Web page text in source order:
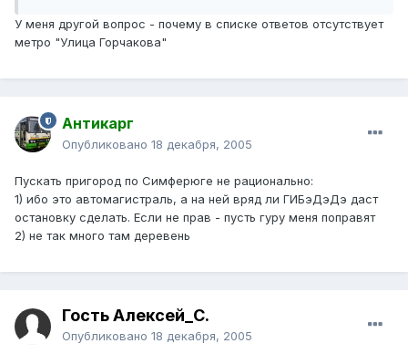
У меня другой вопрос - почему в списке ответов отсутствует
метро "Улица Горчакова"
Антикарг
Опубликовано 18 декабря, 2005
Пускать пригород по Симферюге не рационально:
1) ибо это автомагистраль, а на ней вряд ли ГИБэДэДэ даст
остановку сделать. Если не прав - пусть гуру меня поправят
2) не так много там деревень
Гость Алексей_С.
Опубликовано 18 декабря, 2005